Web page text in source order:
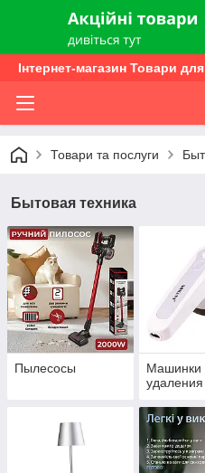
Інтернет-магазин Товари
Товари та послуги
Бытовая техника
Пылесосы
Машинки